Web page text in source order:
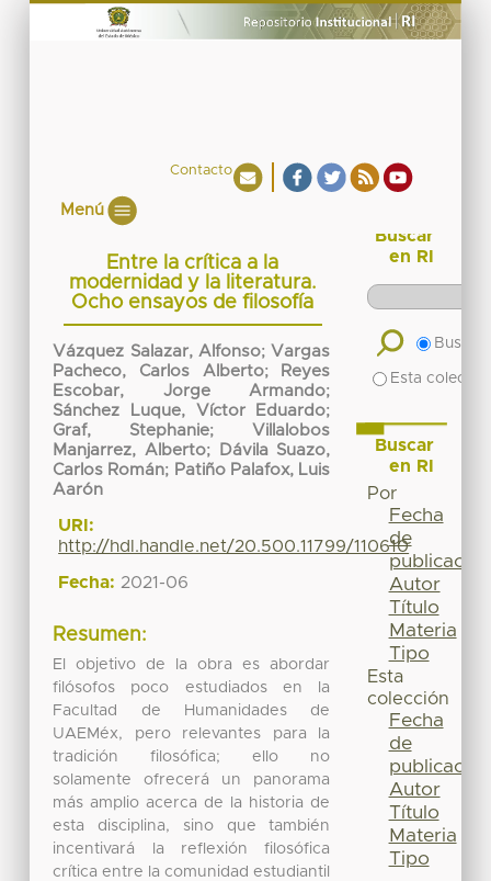
Contacto
Menú
Entre la crítica a la
modernidad y la literatura.
Ocho ensayos de filosofía
Vázquez Salazar, Alfonso; Vargas
Pacheco, Carlos Alberto;
Reyes
Escobar, Jorge Armando;
Sánchez Luque, Víctor Eduardo;
Graf, Stephanie; Villalobos
Manjarrez, Alberto;
Dávila Suazo,
Carlos Román; Patiño Palafox, Luis
Aarón
URI:
http://hdl.handle.net/20.500.11799/110610
Fecha: 2021-06
Resumen:
El objetivo de la obra es abordar
filósofos poco estudiados en la
Facultad de Humanidades de
UAEMéx, pero relevantes para la
tradición filosófica; ello no
solamente ofrecerá un panorama
más amplio acerca de la historia de
esta disciplina, sino que también
incentivará la reflexión filosófica
crítica entre la comunidad estudiantil
Buscar
en RI
Buscar
Esta
Buscar
en RI
Por
Fecha
de
publicación
Autor
Título
Materia
Tipo
Esta
colección
Fecha
de
publicación
Autor
Título
Materia
Tipo